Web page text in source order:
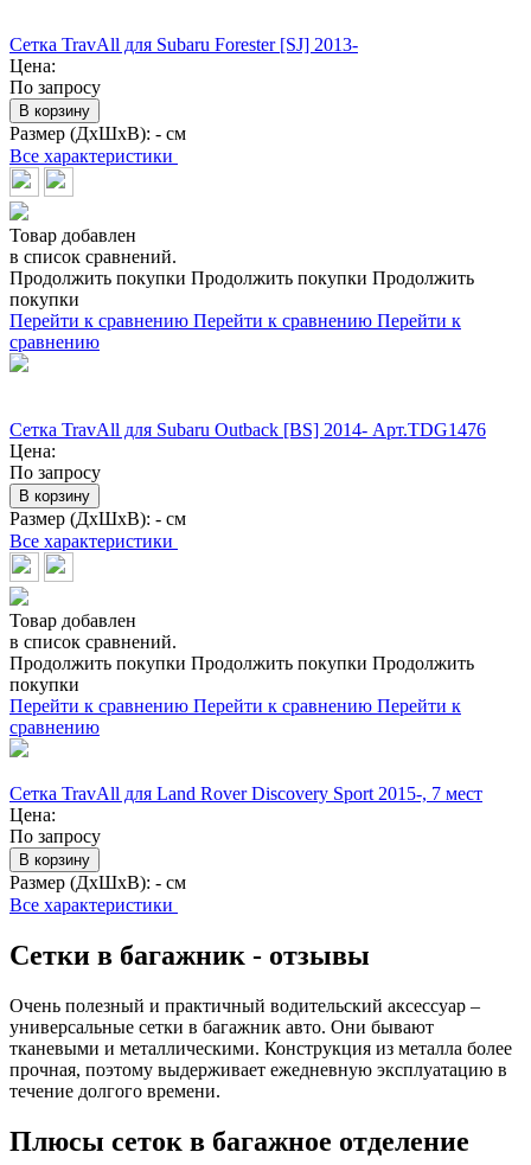
Сетка TravAll для Subaru Forester [SJ] 2013-
Цена:
По запросу
В корзину
Размер (ДхШхВ): - см
Все характеристики
Товар добавлен
в список сравнений.
Продолжить покупки Продолжить покупки Продолжить
покупки
Перейти к сравнению Перейти к сравнению Перейти к
сравнению
Сетка TravAll для Subaru Outback [BS] 2014- Арт.TDG1476
Цена:
По запросу
В корзину
Размер (ДхШхВ): - см
Все характеристики
Товар добавлен
в список сравнений.
Продолжить покупки Продолжить покупки Продолжить
покупки
Перейти к сравнению Перейти к сравнению Перейти к
сравнению
Сетка TravAll для Land Rover Discovery Sport 2015-, 7 мест
Цена:
По запросу
В корзину
Размер (ДхШхВ): - см
Все характеристики
Сетки в багажник - отзывы
Очень полезный и практичный водительский аксессуар –
универсальные сетки в багажник авто. Они бывают
тканевыми и металлическими. Конструкция из металла более
прочная, поэтому выдерживает ежедневную эксплуатацию в
течение долгого времени.
Плюсы сеток в багажное отделение